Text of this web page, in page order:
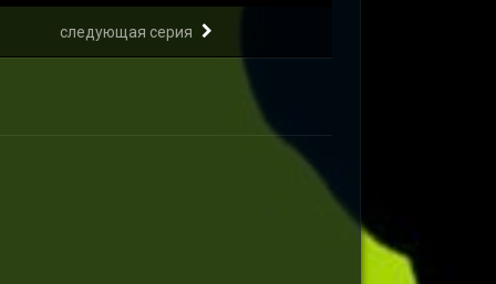
следующая серия